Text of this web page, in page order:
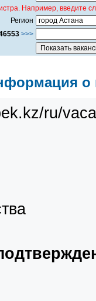
Например,
Регион
>>>
о
ru/